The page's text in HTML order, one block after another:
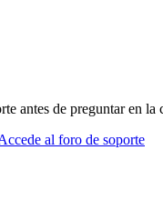
antes de preguntar en
al foro de soporte